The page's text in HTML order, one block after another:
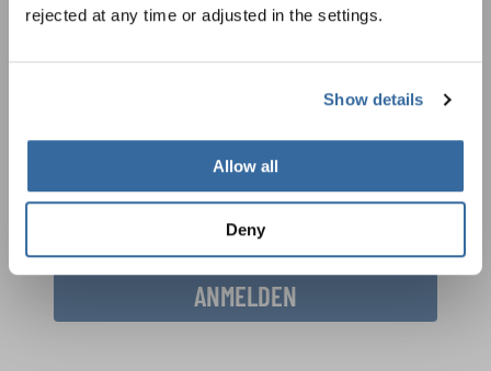
rejected at any time or adjusted in the settings.
Show details
Allow all
Deny
Besondere Veranstaltungshinweise und
kostenlosen INTERKULTUR-Newsletter.
Ich bin mit dem Erhalt des Newsletters einverstanden und
Datenschutzbestimmungen
ANMELDEN